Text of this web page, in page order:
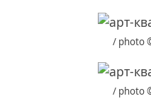
/ photo
/ photo